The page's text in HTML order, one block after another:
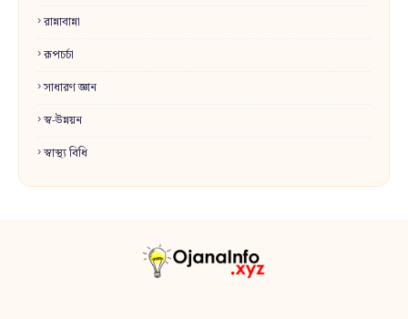
রান্নাবান্না
রূপচর্চা
সাধারণ জ্ঞান
স্ব-উন্নয়ন
স্বাস্থ্য বিধি